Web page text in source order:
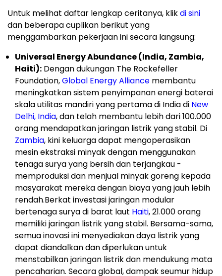
Untuk melihat daftar lengkap ceritanya, klikdi sini
dan beberapa cuplikan berikut yang
menggambarkan pekerjaan ini secara langsung:
Universal Energy Abundance (India, Zambia,
Haiti): Dengan dukungan The Rockefeller
Foundation,Global Energy Alliance membantu
meningkatkan sistem penyimpanan energi baterai
skala utilitas mandiri yang pertama di India di New
Delhi, India, dan telah membantu lebih dari 100.000
orang mendapatkan jaringan listrik yang stabil. Di
Zambia, kini keluarga dapat mengoperasikan
mesin ekstraksi minyak dengan menggunakan
tenaga surya yang bersih dan terjangkau -
memproduksi dan menjual minyak goreng kepada
masyarakat mereka dengan biaya yang jauh lebih
rendah.Berkat investasi jaringan modular
bertenaga surya di barat laut Haiti, 21.000 orang
memiliki jaringan listrik yang stabil. Bersama-sama,
semua inovasi ini menyediakan daya listrik yang
dapat diandalkan dan diperlukan untuk
menstabilkan jaringan listrik dan mendukung mata
pencaharian. Secara global, dampak seumur hidup